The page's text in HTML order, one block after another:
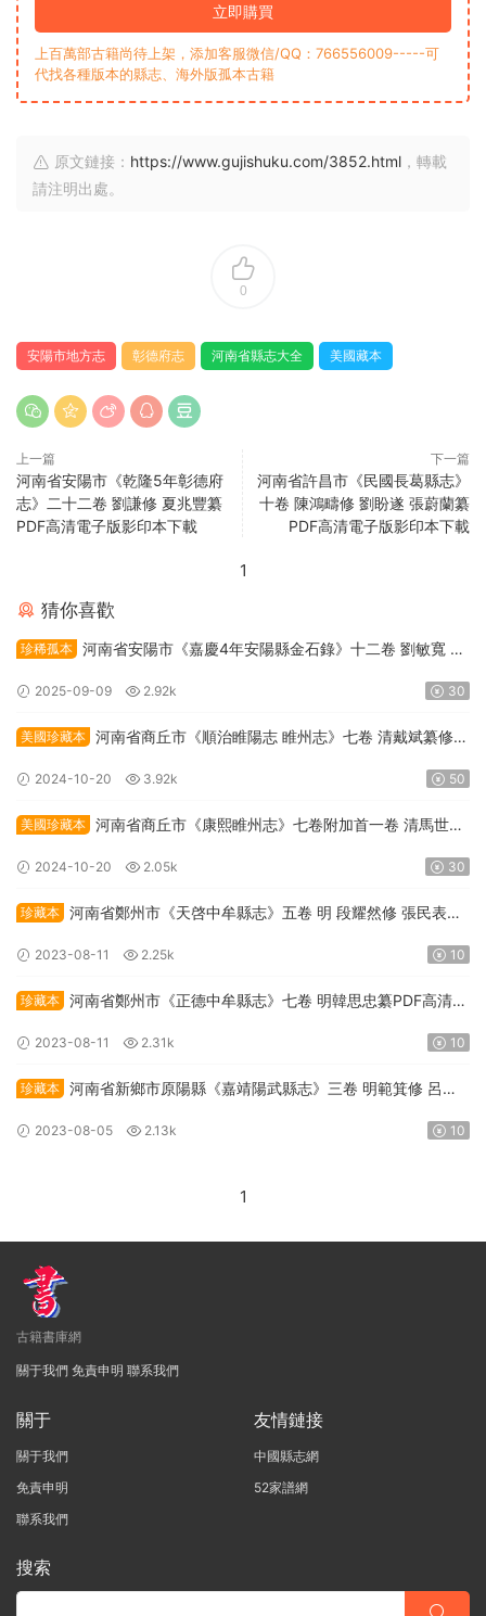
立即購買
上百萬部古籍尚待上架，添加客服微信/QQ：766556009-----可
代找各種版本的縣志、海外版孤本古籍
原文鏈接： https://www.gujishuku.com/3852.html ，轉載
請注明出處。
0
安陽市地方志 彰德府志 河南省縣志大全 美國藏本
上一篇
河南省安陽市《乾隆5年彰德府
志》二十二卷 劉謙修 夏兆豐纂
PDF高清電子版影印本下載
下一篇
河南省許昌市《民國長葛縣志》
十卷 陳鴻疇修 劉盼遂 張蔚蘭纂
PDF高清電子版影印本下載
1
猜你喜歡
珍稀孤本 河南省安陽市《嘉慶4年安陽縣金石錄》十二卷 劉敏寬 董
2025-09-09 2.92k 30
美國珍藏本 河南省商丘市《順治睢陽志 睢州志》七卷 清戴斌纂修
2024-10-20 3.92k 50
美國珍藏本 河南省商丘市《康熙睢州志》七卷附加首一卷 清馬世英
2024-10-20 2.05k 30
珍藏本 河南省鄭州市《天啓中牟縣志》五卷 明 段耀然修 張民表纂
2023-08-11 2.25k 10
珍藏本 河南省鄭州市《正德中牟縣志》七卷 明韓思忠纂PDF高清電
2023-08-11 2.31k 10
珍藏本 河南省新鄉市原陽縣《嘉靖陽武縣志》三卷 明範箕修 呂柟
2023-08-05 2.13k 10
1
古籍書庫網
關于我們 免責申明 聯系我們
關于
關于我們
免責申明
聯系我們
友情鏈接
中國縣志網
52家譜網
搜索